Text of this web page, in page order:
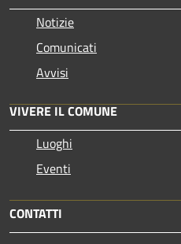
Notizie
Comunicati
Avvisi
VIVERE IL COMUNE
Luoghi
Eventi
CONTATTI